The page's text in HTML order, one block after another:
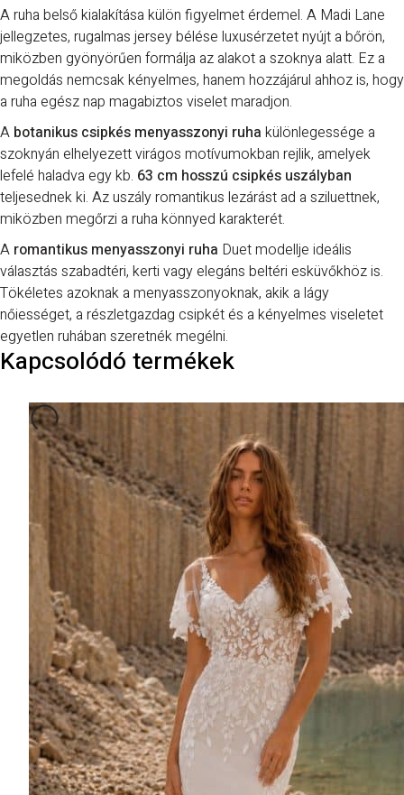
A ruha belső kialakítása külön figyelmet érdemel. A Madi Lane
jellegzetes, rugalmas jersey bélése luxusérzetet nyújt a bőrön,
miközben gyönyörűen formálja az alakot a szoknya alatt. Ez a
megoldás nemcsak kényelmes, hanem hozzájárul ahhoz is, hogy
a ruha egész nap magabiztos viselet maradjon.
A botanikus csipkés menyasszonyi ruha különlegessége a
szoknyán elhelyezett virágos motívumokban rejlik, amelyek
lefelé haladva egy kb. 63 cm hosszú csipkés uszályban
teljesednek ki. Az uszály romantikus lezárást ad a sziluettnek,
miközben megőrzi a ruha könnyed karakterét.
A romantikus menyasszonyi ruha Duet modellje ideális
választás szabadtéri, kerti vagy elegáns beltéri esküvőkhöz is.
Tökéletes azoknak a menyasszonyoknak, akik a lágy
nőiességet, a részletgazdag csipkét és a kényelmes viseletet
egyetlen ruhában szeretnék megélni.
Kapcsolódó termékek